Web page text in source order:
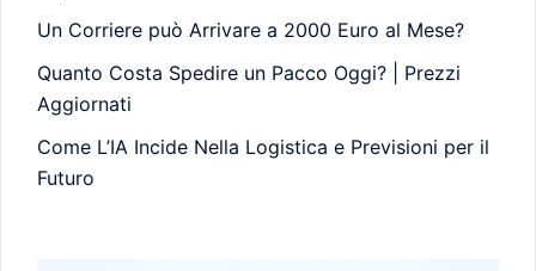
Un Corriere può Arrivare a 2000 Euro al Mese?
Quanto Costa Spedire un Pacco Oggi? | Prezzi
Aggiornati
Come L’IA Incide Nella Logistica e Previsioni per il
Futuro